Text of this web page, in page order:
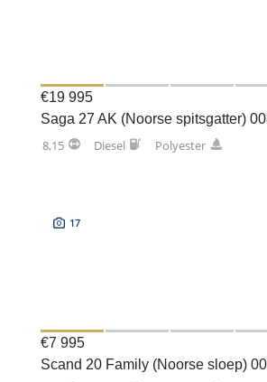
€19 995
Saga 27 AK (Noorse spitsgatter)
8,15 Diesel Polyester
17
€7 995
Scand 20 Family (Noorse sloep)